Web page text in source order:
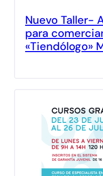
Nuevo Taller-
para
«Tiendólogo»